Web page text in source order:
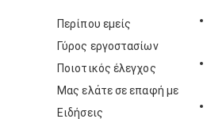
Περίπου εμείς
Γύρος εργοστασίων
Ποιοτικός έλεγχος
Μας ελάτε σε επαφή με
Ειδήσεις